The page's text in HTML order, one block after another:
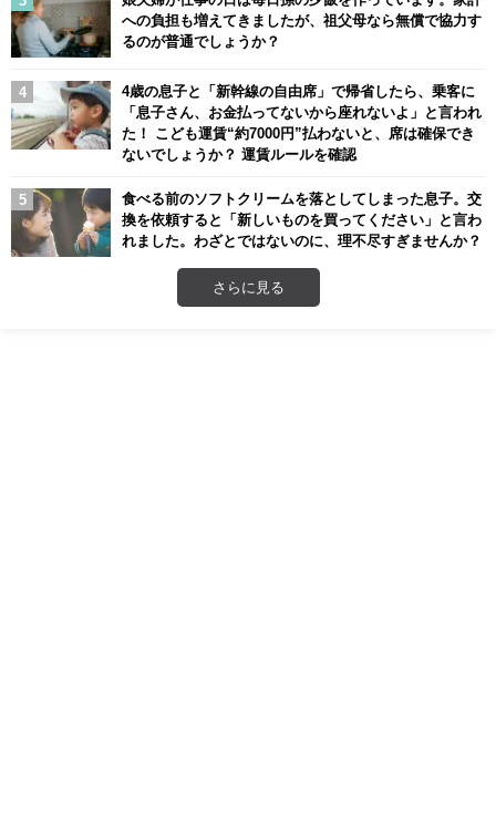
への負担も増えてきましたが、祖父母なら無償で協力す
るのが普通でしょうか？
4歳の息子と「新幹線の自由席」で帰省したら、乗客に
「息子さん、お金払ってないから座れないよ」と言われ
た！ こども運賃“約7000円”払わないと、席は確保でき
ないでしょうか？ 運賃ルールを確認
食べる前のソフトクリームを落としてしまった息子。交
換を依頼すると「新しいものを買ってください」と言わ
れました。わざとではないのに、理不尽すぎませんか？
さらに見る